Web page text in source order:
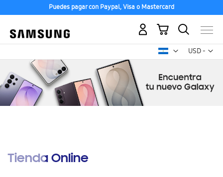
Puedes pagar con Paypal, Visa o Mastercard
USD -
dólar
Mi carrito
Tienda Online